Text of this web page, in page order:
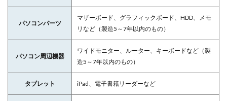
パソコンパーツ
マザーボード、グラフィックボード、HDD、メモ
リなど（製造5～7年以内のもの）
パソコン周辺機器
ワイドモニター、ルーター、キーボードなど（製
造5～7年以内のもの）
タブレット iPad、電子書籍リーダーなど